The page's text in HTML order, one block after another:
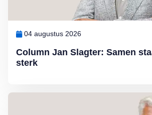
Column Jan Slagter: Samen
sterk
04 augustus 2026
Lees meer over Column Jan Slagter: Vakantie